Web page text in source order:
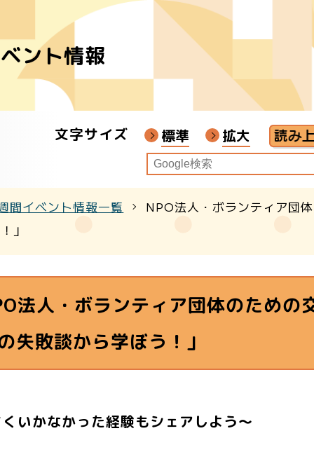
ル
ント情報
文字サイズ 標準 拡大
間イベント情報一覧
NPO法人・ボランティア団
」
法人・ボランティア団体のため
失敗談から学ぼう！」
いかなかった経験もシェアしよう～